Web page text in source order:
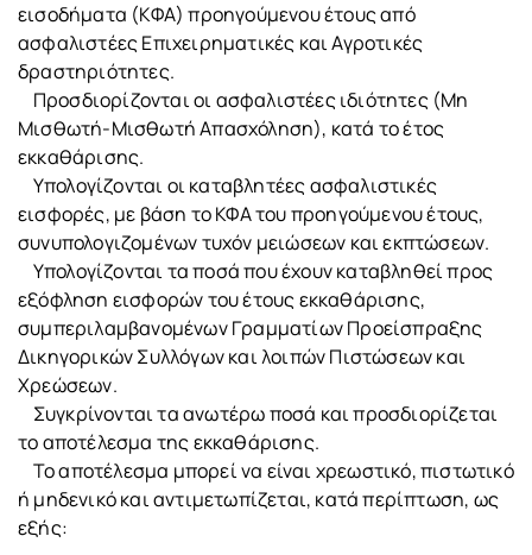
εισοδήματα (ΚΦΑ) προηγούμενου έτους από
ασφαλιστέες Επιχειρηματικές και Αγροτικές
δραστηριότητες.
Προσδιορίζονται οι ασφαλιστέες ιδιότητες (Μη
Μισθωτή-Μισθωτή Απασχόληση), κατά το έτος
εκκαθάρισης.
Υπολογίζονται οι καταβλητέες ασφαλιστικές
εισφορές, με βάση το ΚΦΑ του προηγούμενου έτους,
συνυπολογιζομένων τυχόν μειώσεων και εκπτώσεων.
Υπολογίζονται τα ποσά που έχουν καταβληθεί προς
εξόφληση εισφορών του έτους εκκαθάρισης,
συμπεριλαμβανομένων Γραμματίων Προείσπραξης
Δικηγορικών Συλλόγων και λοιπών Πιστώσεων και
Χρεώσεων.
Συγκρίνονται τα ανωτέρω ποσά και προσδιορίζεται
το αποτέλεσμα της εκκαθάρισης.
Το αποτέλεσμα μπορεί να είναι χρεωστικό, πιστωτικό
ή μηδενικό και αντιμετωπίζεται, κατά περίπτωση, ως
εξής: